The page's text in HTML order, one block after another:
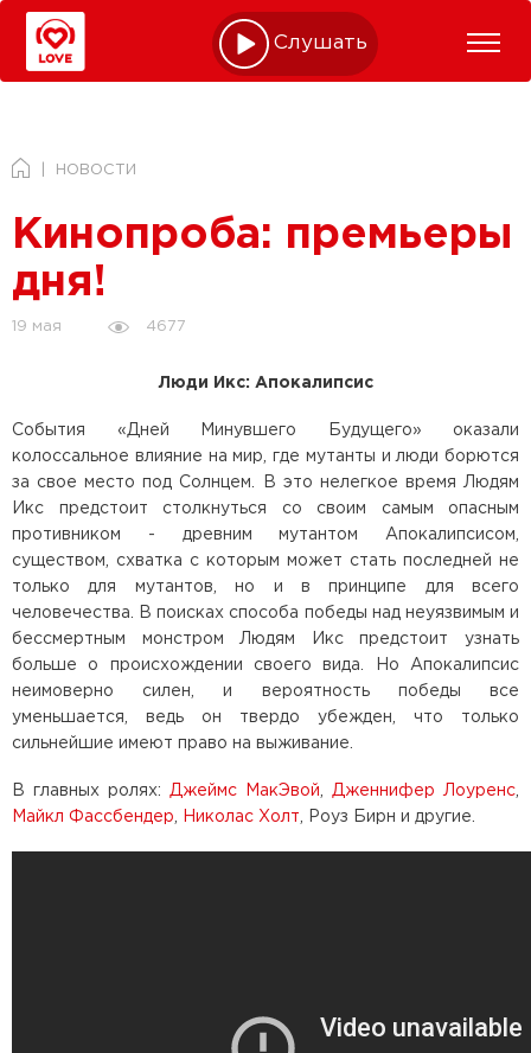
Слушать online
НОВОСТИ
Кинопроба: премьеры
дня!
19 мая 4677
Люди Икс: Апокалипсис
События «Дней Минувшего Будущего» оказали
колоссальное влияние на мир, где мутанты и люди борются
за свое место под Солнцем. В это нелегкое время Людям
Икс предстоит столкнуться со своим самым опасным
противником - древним мутантом Апокалипсисом,
существом, схватка с которым может стать последней не
только для мутантов, но и в принципе для всего
человечества. В поисках способа победы над неуязвимым и
бессмертным монстром Людям Икс предстоит узнать
больше о происхождении своего вида. Но Апокалипсис
неимоверно силен, и вероятность победы все
уменьшается, ведь он твердо убежден, что только
сильнейшие имеют право на выживание.
В главных ролях: Джеймс МакЭвой Дженнифер Лоуренс
Майкл Фассбендер
Николас Холт , Роуз Бирн и другие.